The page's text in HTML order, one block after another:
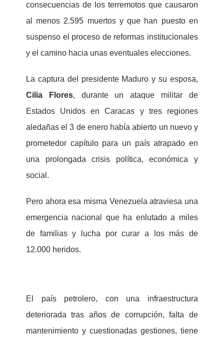
consecuencias de los terremotos que causaron
al menos 2.595 muertos y que han puesto en
suspenso el proceso de reformas institucionales
y el camino hacia unas eventuales elecciones.
La captura del presidente Maduro y su esposa,
Cilia Flores, durante un ataque militar de
Estados Unidos en Caracas y tres regiones
aledañas el 3 de enero había abierto un nuevo y
prometedor capítulo para un país atrapado en
una prolongada crisis política, económica y
social.
Pero ahora esa misma Venezuela atraviesa una
emergencia nacional que ha enlutado a miles
de familias y lucha por curar a los más de
12.000 heridos.
El país petrolero, con una infraestructura
deteriorada tras años de corrupción, falta de
mantenimiento y cuestionadas gestiones, tiene